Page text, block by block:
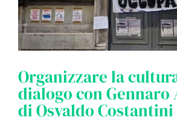
Organizzare la
dialogo con Gennaro
di Osvaldo Costantini